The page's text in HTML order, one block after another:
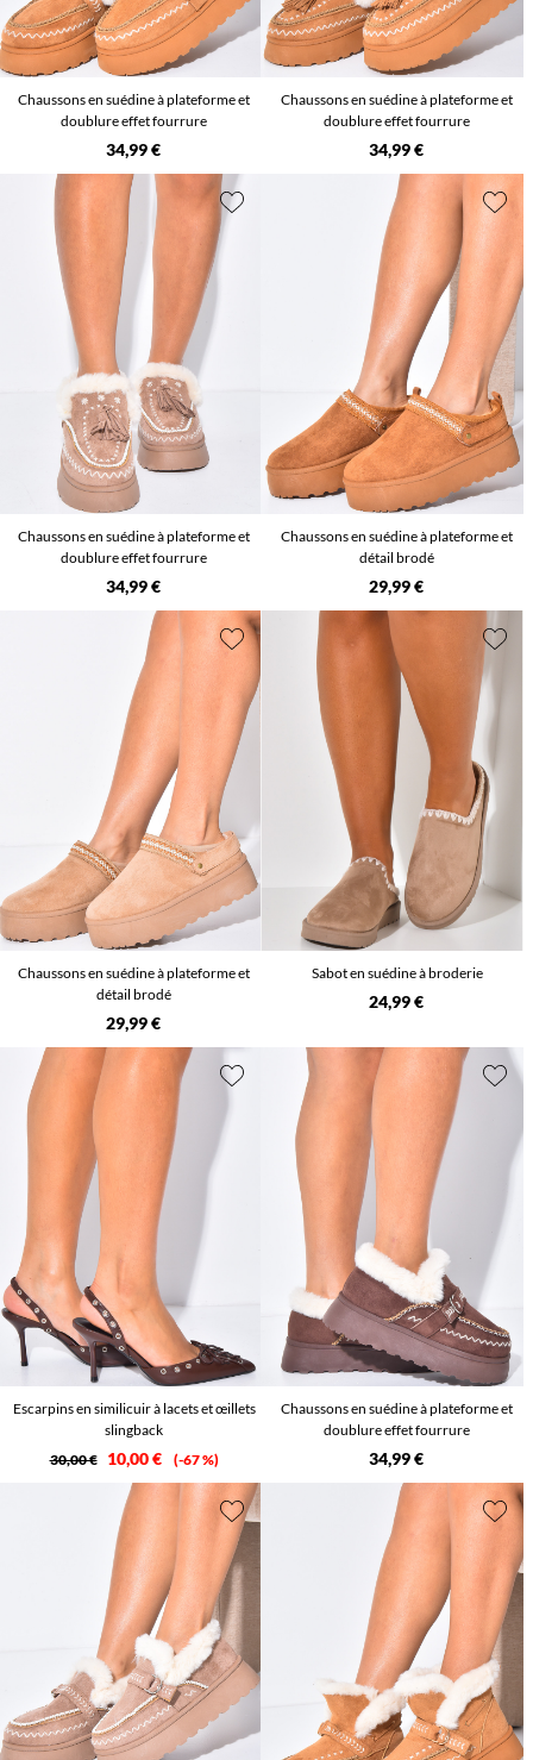
Chaussons en suédine à plateforme et
doublure effet fourrure
34,99 €
Chaussons en suédine à plateforme et
doublure effet fourrure
34,99 €
Chaussons en suédine à plateforme et
doublure effet fourrure
34,99 €
Chaussons en suédine à plateforme et
détail brodé
29,99 €
Chaussons en suédine à plateforme et
détail brodé
29,99 €
Sabot en suédine à broderie
24,99 €
Escarpins en similicuir à lacets et œillets
slingback
30,00 €
10,00 € -67 %
Chaussons en suédine à plateforme et
doublure effet fourrure
34,99 €